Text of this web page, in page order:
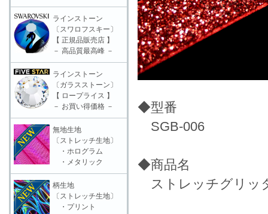
◆型番
SGB-006
◆商品名
ストレッチグリッ
ラインストーン
〔スワロフスキー〕
【 正規品販売店 】
－ 高品質最高峰 －
ラインストーン
〔ガラスストーン〕
【 ロープライス 】
－ お買い得価格 －
無地生地
〔ストレッチ生地〕
・ホログラム
・メタリック
柄生地
〔ストレッチ生地〕
・プリント